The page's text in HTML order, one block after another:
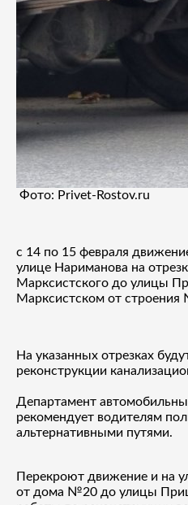
Фото: Privet-Rostov.ru
с 14 по 15 февраля
улице Нариманова на
Марксистского до улицы
Марксистском от
На указанных отрезках
реконструкции
Департамент
рекомендует водителям
альтернативными путями.
Перекроют движение и на
от дома №20 до улицы